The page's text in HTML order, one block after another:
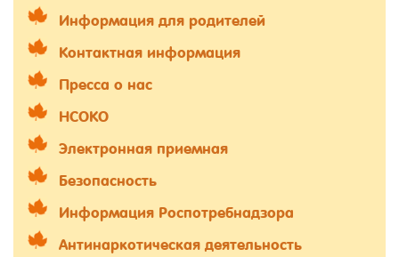
Информация для родителей
Контактная информация
Пресса о нас
НСОКО
Электронная приемная
Безопасность
Информация Роспотребнадзора
Антинаркотическая деятельность